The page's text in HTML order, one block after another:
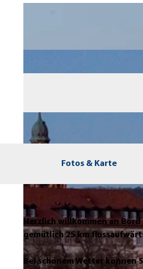
Fotos & Karte
Herzlich willkommen an
gemütlich 25 km
Bei schönem Wetter können